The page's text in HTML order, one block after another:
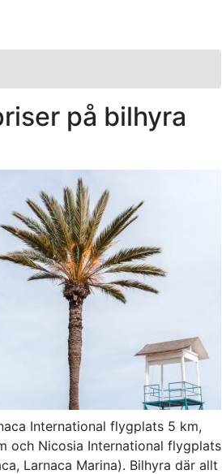
på bilhyra
International flygplats 5 km,
och Nicosia International flygplats
Larnaca Marina). Bilhyra där allt